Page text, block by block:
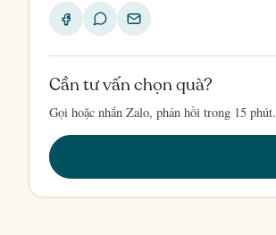
Cần tư vấn chọn quà?
Gọi hoặc nhắn Zalo, phản hồi trong 15 phút.